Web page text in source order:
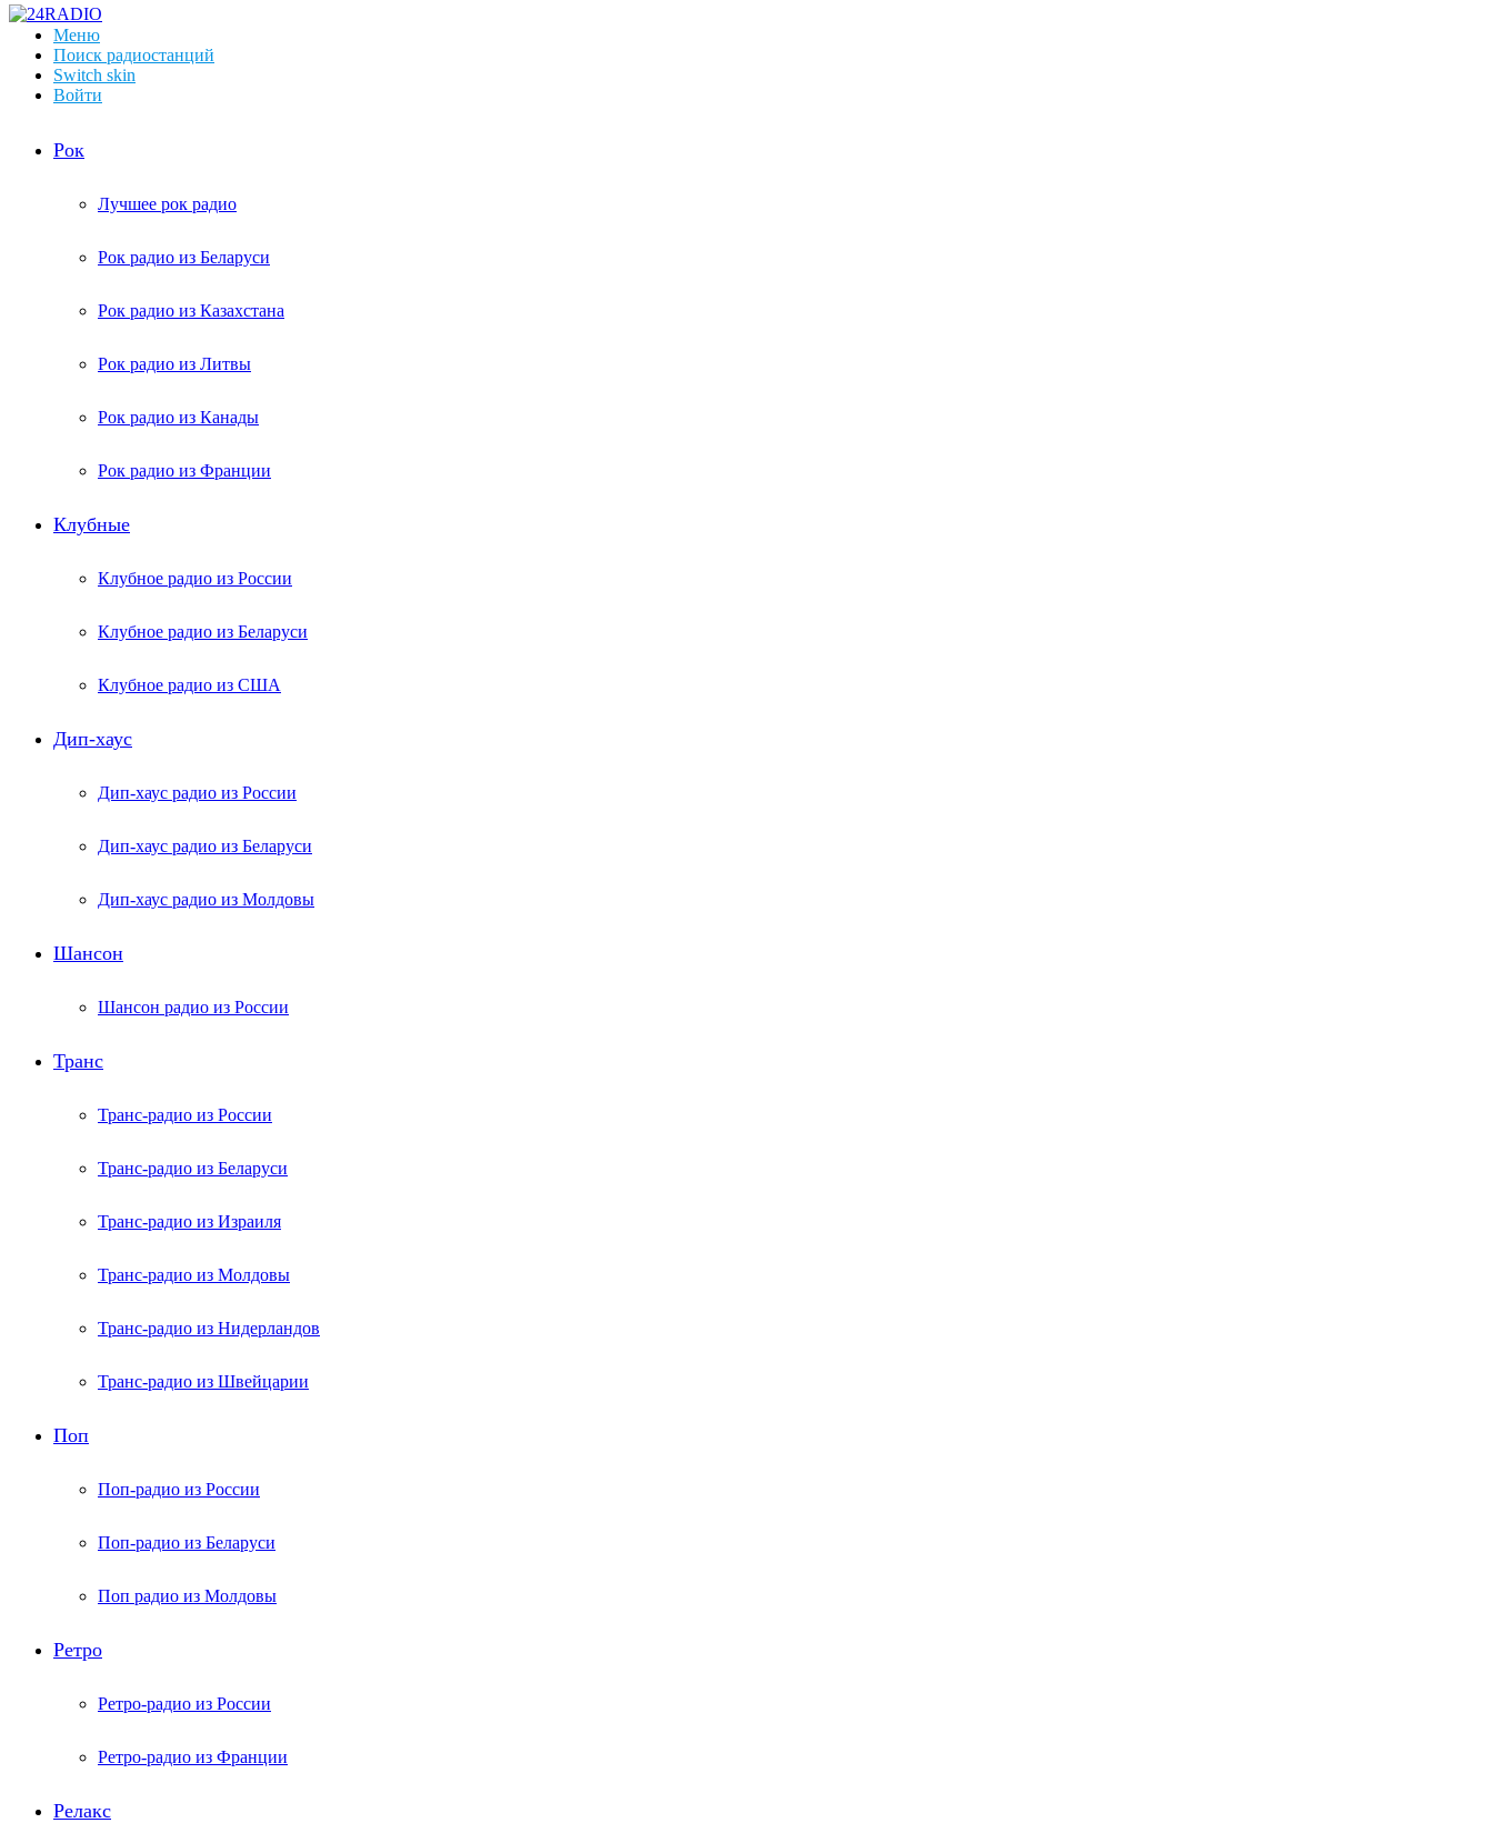
Меню
Поиск радиостанций
Switch skin
Войти
Рок
Лучшее рок радио
Рок радио из Беларуси
Рок радио из Казахстана
Рок радио из Литвы
Рок радио из Канады
Рок радио из Франции
Клубные
Клубное радио из России
Клубное радио из Беларуси
Клубное радио из США
Дип-хаус
Дип-хаус радио из России
Дип-хаус радио из Беларуси
Дип-хаус радио из Молдовы
Шансон
Шансон радио из России
Транс
Транс-радио из России
Транс-радио из Беларуси
Транс-радио из Израиля
Транс-радио из Молдовы
Транс-радио из Нидерландов
Транс-радио из Швейцарии
Поп
Поп-радио из России
Поп-радио из Беларуси
Поп радио из Молдовы
Ретро
Ретро-радио из России
Ретро-радио из Франции
Релакс